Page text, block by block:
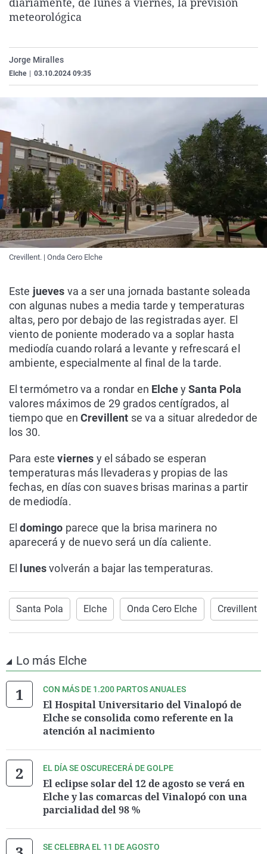
La rosa de los vientos
Como el perro y el
Caso
Equipo de
Extremadura
La Rioja
Virales
Elecciones
meteorológica
Jorge Miralles
Elche 03.10.2024 09:35
Crevillent. | Onda Cero Elche
Este jueves va a ser una jornada bastante soleada
con algunas nubes a media tarde y temperaturas
altas, pero por debajo de las registradas ayer. El
viento de poniente moderado va a soplar hasta
mediodía cuando rolará a levante y refrescará el
ambiente, especialmente al final de la tarde.
El termómetro va a rondar en ElcheySanta Pola
valores máximos de 29 grados centígrados, al
tiempo que en Crevillent se va a situar alrededor de
los 30.
Para esteviernes y el sábado se esperan
temperaturas más llevaderas y propias de las
fechas, en días con suaves brisas marinas a partir
de mediodía.
Eldomingo parece que la brisa marinera no
aparecerá y de nuevo será un día caliente.
El lunesvolverán a bajar las temperaturas.
Santa Pola Elche Onda Cero Elche Crevillent
Lo más Elche
CON MÁS DE 1.200 PARTOS ANUALES
El Hospital Universitario del Vinalopó de
Elche se consolida como referente en la
atención al nacimiento
EL DÍA SE OSCURECERÁ DE GOLPE
El eclipse solar del 12 de agosto se verá en
Elche y las comarcas del Vinalopó con una
parcialidad del 98 %
SE CELEBRA EL 11 DE AGOSTO